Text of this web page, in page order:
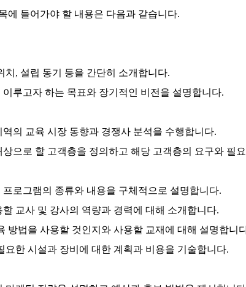
에 들어가야 할 내용은 다음과 같습니다.
치, 설립 동기 등을 간단히 소개합니다.
루고자 하는 목표와 장기적인 비전을 설명합니다.
의 교육 시장 동향과 경쟁사 분석을 수행합니다.
으로 할 고객층을 정의하고 해당 고객층의 요구와 필
로그램의 종류와 내용을 구체적으로 설명합니다.
교사 및 강사의 역량과 경력에 대해 소개합니다.
방법을 사용할 것인지와 사용할 교재에 대해 설명합니
요한 시설과 장비에 대한 계획과 비용을 기술합니다.